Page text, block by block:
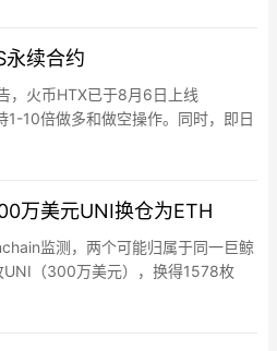
支持率为 45%。Gate 于 7 月 20 日
永续合约
，火币HTX已于8月6日上线
1-10倍做多和做空操作。同时，即日
，火币HTX推出合约新币交易赛，
合约交易并达到指定门槛，即有机会
万美元UNI换仓为ETH
监测，两个可能归属于同一巨鲸
（300万美元），换得1578枚